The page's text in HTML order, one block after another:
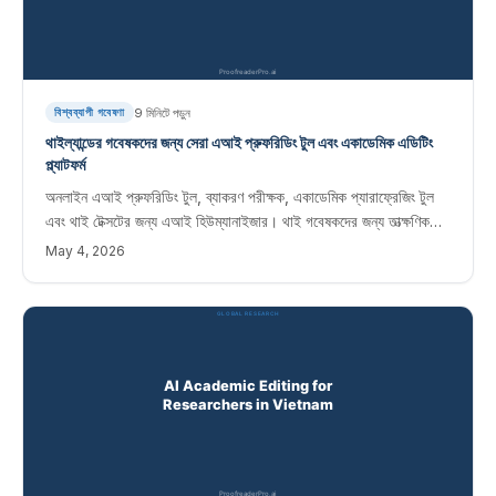
বিশ্বব্যাপী গবেষণা 9 মিনিটে পড়ুন
থাইল্যান্ডের গবেষকদের জন্য সেরা এআই প্রুফরিডিং টুল এবং একাডেমিক এডিটিং
প্ল্যাটফর্ম
অনলাইন এআই প্রুফরিডিং টুল, ব্যাকরণ পরীক্ষক, একাডেমিক প্যারাফ্রেজিং টুল
এবং থাই টেক্সটের জন্য এআই হিউম্যানাইজার। থাই গবেষকদের জন্য তাত্ক্ষণিক
সম্পাদনা সফ্টওয়্যার স্কোপাস এবং ওয়েব অফ সায়েন্স জার্নালে প্রকাশ করছে৷
May 4, 2026